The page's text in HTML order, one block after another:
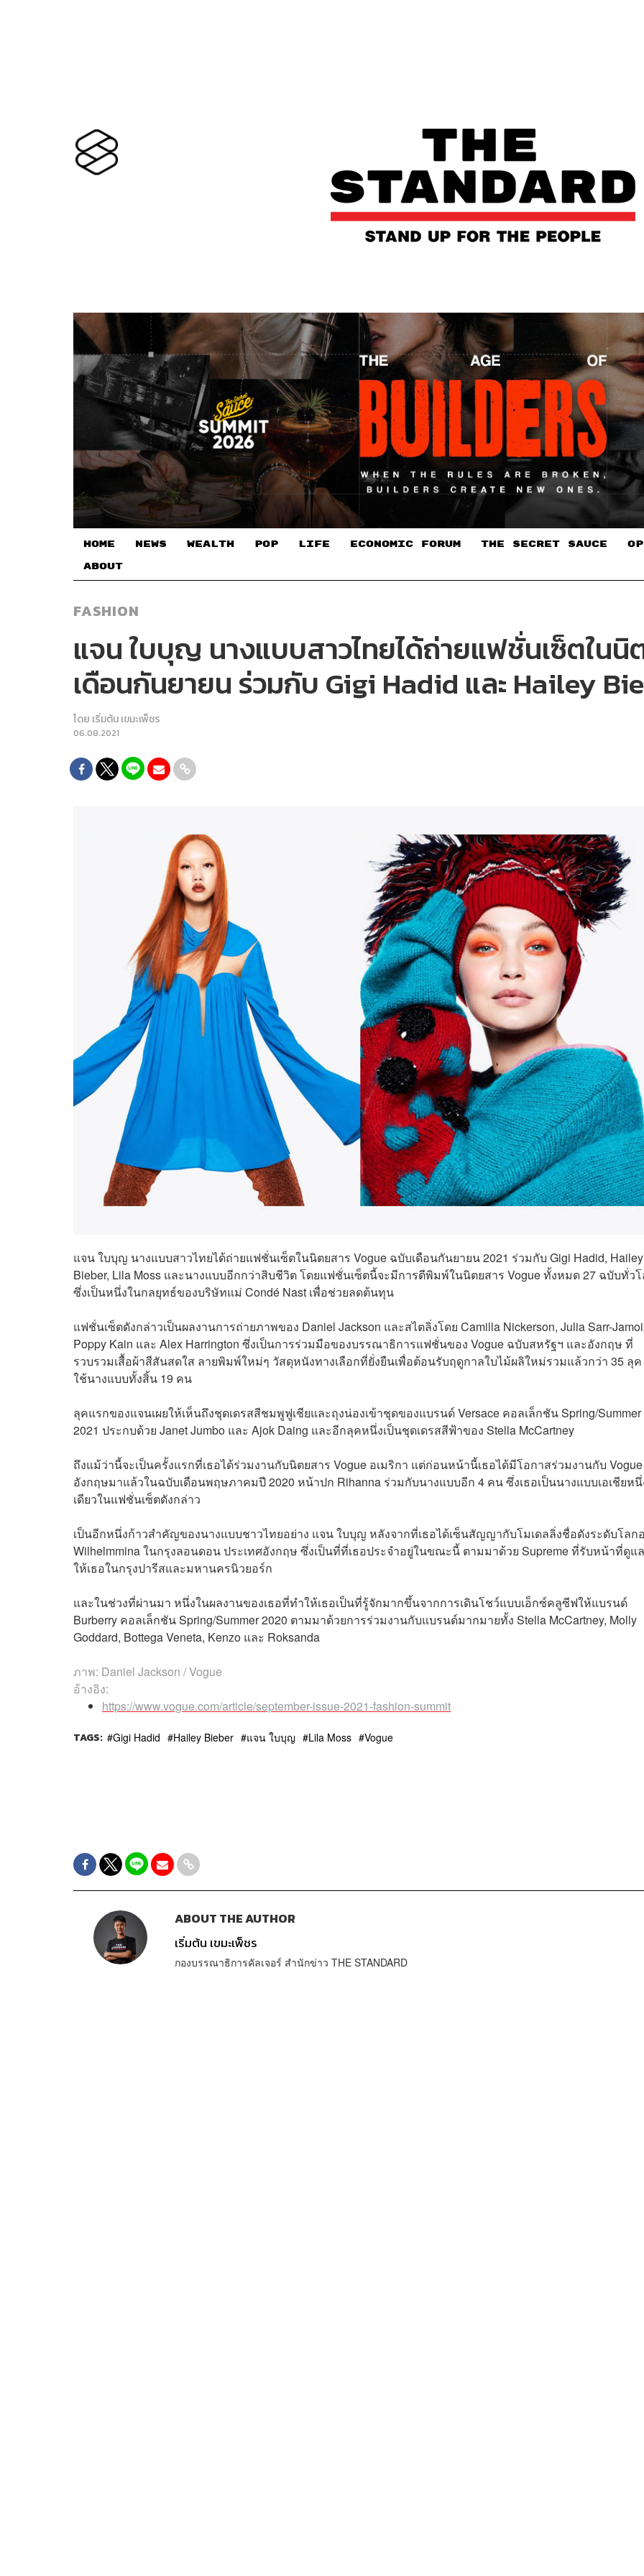
HOME NEWS WEALTH POP LIFE ECONOMIC FORUM THE SECRET SAUCE​
ABOUT
FASHION
แจน ใบบุญ นางแบบสาวไทยได้ถ่ายแฟชั่นเซ็ตใน
เดือนกันยายน ร่วมกับ Gigi Hadid และ Hailey
โดย เริ่มต้น เขมะเพ็ชร
06.08.2021
แจน ใบบุญ นางแบบสาวไทยได้ถ่ายแฟชั่นเซ็ตในนิตยสาร Vogue ฉบับเดือนกันยายน 2021 ร่วมกับ Gigi Hadid, Hailey
Bieber, Lila Moss และนางแบบอีกกว่าสิบชีวิต โดยแฟชั่นเซ็ตนี้จะมีการตีพิมพ์ในนิตยสาร Vogue ทั้งหมด 27 ฉบับทั่ว
ซึ่งเป็นหนึ่งในกลยุทธ์ของบริษัทแม่ Condé Nast เพื่อช่วยลดต้นทุน
แฟชั่นเซ็ตดังกล่าวเป็นผลงานการถ่ายภาพของ Daniel Jackson และสไตลิ่งโดย Camilla Nickerson, Julia Sarr-
Poppy Kain และ Alex Harrington ซึ่งเป็นการร่วมมือของบรรณาธิการแฟชั่นของ Vogue ฉบับสหรัฐฯ และอังกฤษ ที่
รวบรวมเสื้อผ้าสีสันสดใส ลายพิมพ์ใหม่ๆ วัสดุหนังทางเลือกที่ยั่งยืนเพื่อต้อนรับฤดูกาลใบไม้ผลิใหม่รวมแล้วกว่า 35 ลุ
ใช้นางแบบทั้งสิ้น 19 คน
ลุคแรกของแจนเผยให้เห็นถึงชุดเดรสสีชมพูฟูเชียและถุงน่องเข้าชุดของแบรนด์ Versace คอลเล็กชัน Spring/Summer
2021 ประกบด้วย Janet Jumbo และ Ajok Daing และอีกลุคหนึ่งเป็นชุดเดรสสีฟ้าของ Stella McCartney
ถึงแม้ว่านี้จะเป็นครั้งแรกที่เธอได้ร่วมงานกับนิตยสาร Vogue อเมริกา แต่ก่อนหน้านี้เธอได้มีโอกาสร่วมงานกับ Vogue
อังกฤษมาแล้วในฉบับเดือนพฤษภาคมปี 2020 หน้าปก Rihanna ร่วมกับนางแบบอีก 4 คน ซึ่งเธอเป็นนางแบบเอเชียห
เดียวในแฟชั่นเซ็ตดังกล่าว
เป็นอีกหนึ่งก้าวสำคัญของนางแบบชาวไทยอย่าง แจนใบบุญ หลังจากที่เธอได้เซ็นสัญญากับโมเดลลิ่งชื่อดังระดับโลก
Wilhelmmina ในกรุงลอนดอน ประเทศอังกฤษ ซึ่งเป็นที่ที่เธอประจำอยู่ในขณะนี้ ตามมาด้วย ​Supreme ที่รับหน้าที่ดูแ
ให้เธอในกรุงปารีสและมหานครนิวยอร์ก
และในช่วงที่ผ่านมา หนึ่งในผลงานของเธอที่ทำให้เธอเป็นที่รู้จักมากขึ้นจากการเดินโชว์แบบเอ็กซ์คลูซีฟให้แบรนด์
Burberry คอลเล็กชัน Spring/Summer 2020 ตามมาด้วยการร่วมงานกับแบรนด์มากมายทั้ง Stella McCartney, Molly
Goddard, Bottega Veneta, Kenzo และ Roksanda
ภาพ: Daniel Jackson / Vogue
อ้างอิง:
https://www.vogue.com/article/september-issue-2021-fashion-summit
TAGS: Gigi Hadid Hailey Bieber แจน ใบบุญ Lila Moss Vogue
ABOUT THE AUTHOR
เริ่มต้น เขมะเพ็ชร
กองบรรณาธิการคัลเจอร์ สำนักข่าว THE STANDARD